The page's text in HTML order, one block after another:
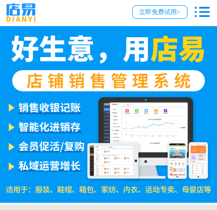
立即免费试用>